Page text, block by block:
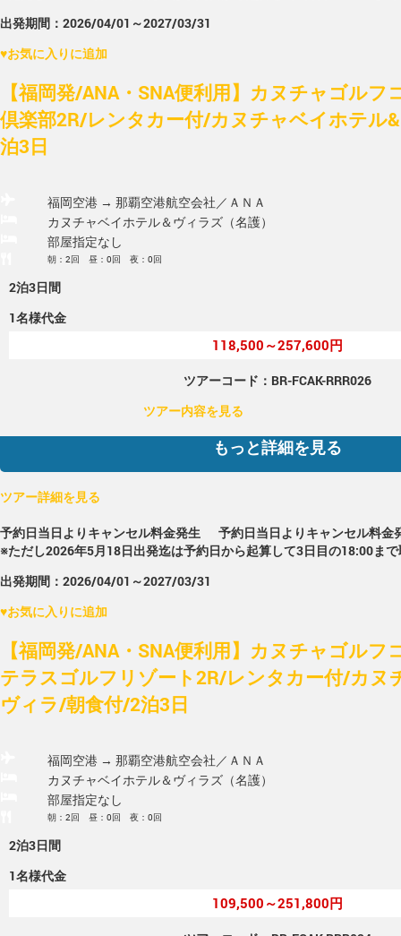
出発期間：2026/04/01～2027/03/31
♥お気に入りに追加
【福岡発/ANA・SNA便利用】カヌチャゴル
倶楽部2R/レンタカー付/カヌチャベイホテル
泊3日
福岡空港 → 那覇空港航空会社／ＡＮＡ
カヌチャベイホテル＆ヴィラズ（名護）
部屋指定なし
朝：2回 昼：0回 夜：0回
2泊3日間
1名様代金
118,500～257,600円
ツアーコード：BR-FCAK-RRR026
ツアー内容を見る
もっと詳細を見る
ツアー詳細を見る
予約日当日よりキャンセル料金発生
予約日当日よりキャンセル料金
※ただし2026年5月18日出発迄は予約日から起算して3日目の18:00ま
出発期間：2026/04/01～2027/03/31
♥お気に入りに追加
【福岡発/ANA・SNA便利用】カヌチャゴル
テラスゴルフリゾート2R/レンタカー付/カヌ
ヴィラ/朝食付/2泊3日
福岡空港 → 那覇空港航空会社／ＡＮＡ
カヌチャベイホテル＆ヴィラズ（名護）
部屋指定なし
朝：2回 昼：0回 夜：0回
2泊3日間
1名様代金
109,500～251,800円